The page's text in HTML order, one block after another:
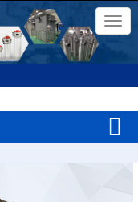
切
换
导
×